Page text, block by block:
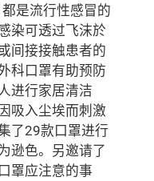
是流行性感冒的
染可透过飞沫於
间接接触患者的
科口罩有助预防
进行家居清洁
吸入尘埃而刺激
了29款口罩进行
逊色。另邀请了
罩应注意的事